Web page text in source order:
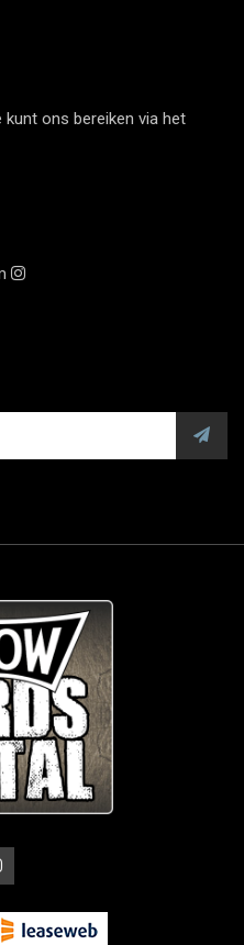
kunt ons bereiken via het